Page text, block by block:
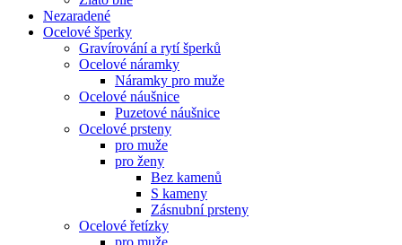
Nezaradené
Ocelové šperky
Gravírování a rytí šperků
Ocelové náramky
Náramky pro muže
Ocelové náušnice
Puzetové náušnice
Ocelové prsteny
pro muže
pro ženy
Bez kamenů
S kameny
Zásnubní prsteny
Ocelové řetízky
pro muže